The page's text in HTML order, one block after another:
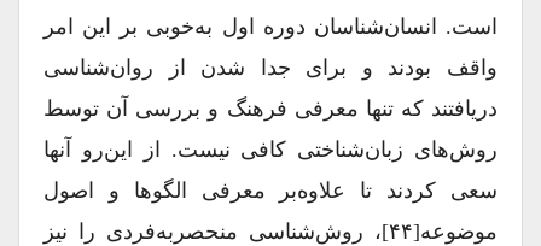
است. انسان‌‌شناسان دوره اول به‌خوبی بر این امر
واقف بودند و برای جدا شدن از روان‌شناسی
دریافتند که تنها معرفی فرهنگ و بررسی آن توسط
روش‌های زبان‌شناختی کافی نیست. از این‌رو آنها
سعی کردند تا علاوه‌بر معرفی الگو‌‌ها و اصول
موضوعه[۴۴]، روش‌شناسی منحصربه‌‌فردی را نیز